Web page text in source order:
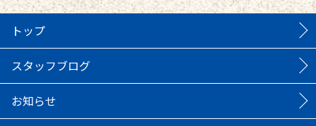
トップ
スタッフブログ
お知らせ